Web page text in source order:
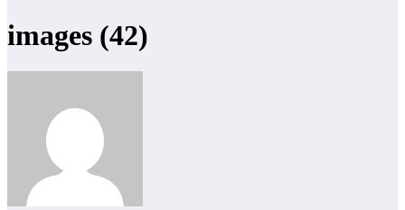
images (42)